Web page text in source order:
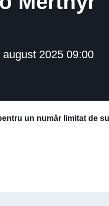
2025 09:00
un număr limitat de